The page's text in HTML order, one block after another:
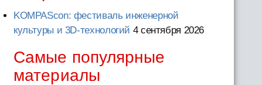
KOMPAScon: фестиваль инженерной
культуры и 3D-технологий 4 сентября 2026
Самые популярные
материалы